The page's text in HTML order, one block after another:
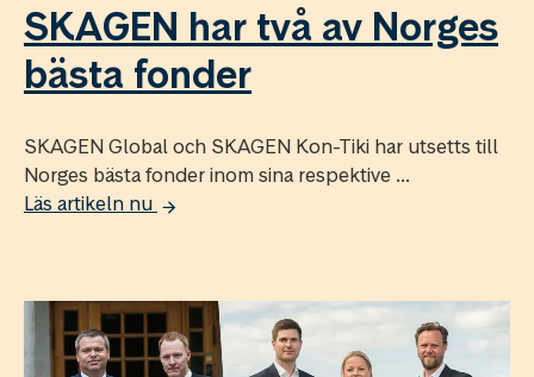
SKAGEN har två av Norges
bästa fonder
SKAGEN Global och SKAGEN Kon-Tiki har utsetts till
Norges bästa fonder inom sina respektive ...
Läs artikeln nu